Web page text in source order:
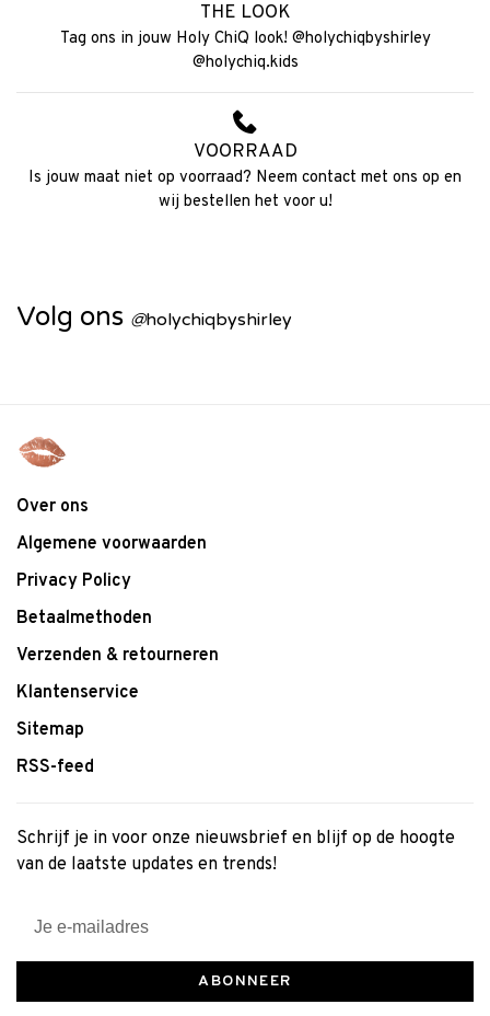
THE LOOK
Tag ons in jouw Holy ChiQ look! @holychiqbyshirley
@holychiq.kids
VOORRAAD
Is jouw maat niet op voorraad? Neem contact met ons op en
wij bestellen het voor u!
Volg ons @holychiqbyshirley
Over ons
Algemene voorwaarden
Privacy Policy
Betaalmethoden
Verzenden & retourneren
Klantenservice
Sitemap
RSS-feed
Schrijf je in voor onze nieuwsbrief en blijf op de hoogte
van de laatste updates en trends!
ABONNEER